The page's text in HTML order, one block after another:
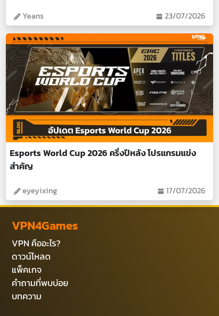
Yeans 23/07/2026
Esports World Cup 2026 ครึ่งปีหลัง โปรแกรมแข่ง
สำคัญ
eyeyixing 17/07/2026
VPN4Games
VPN คืออะไร?
ดาวน์โหลด
แพ็คเกจ
คำถามที่พบบ่อย
บทความ